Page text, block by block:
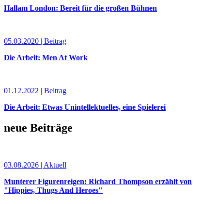
Hallam London: Bereit für die großen Bühnen
05.03.2020 | Beitrag
Die Arbeit: Men At Work
01.12.2022 | Beitrag
Die Arbeit: Etwas Unintellektuelles, eine Spielerei
neue Beiträge
03.08.2026 | Aktuell
Munterer Figurenreigen: Richard Thompson erzählt von
"Hippies, Thugs And Heroes"